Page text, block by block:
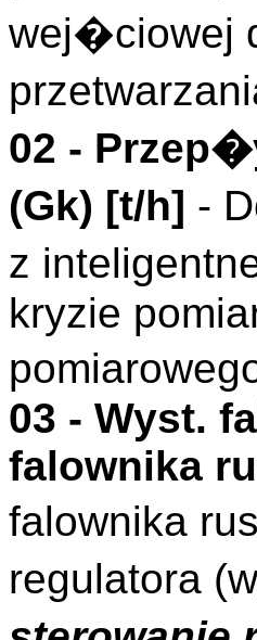
wej�ciowej
02 -
(Gk) [t/h] -
z
kryzie
03 - Wyst.
falownika
falownika
regulatora